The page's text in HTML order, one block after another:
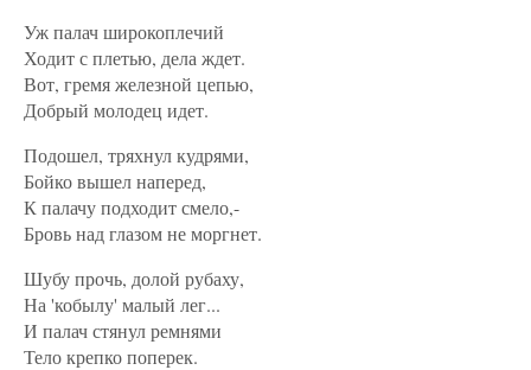
Уж палач широкоплечий
Ходит с плетью, дела ждет.
Вот, гремя железной цепью,
Добрый молодец идет.
Подошел, тряхнул кудрями,
Бойко вышел наперед,
К палачу подходит смело,-
Бровь над глазом не моргнет.
Шубу прочь, долой рубаху,
На 'кобылу' малый лег...
И палач стянул ремнями
Тело крепко поперек.